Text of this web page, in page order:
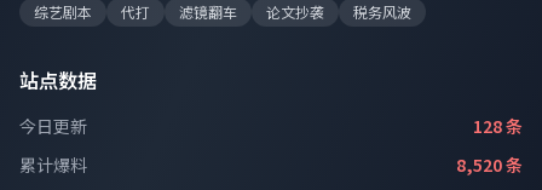
综艺剧本
代打 滤镜翻车 论文抄袭 税务风波
站点数据
今日更新
128 条
累计爆料
8,520 条